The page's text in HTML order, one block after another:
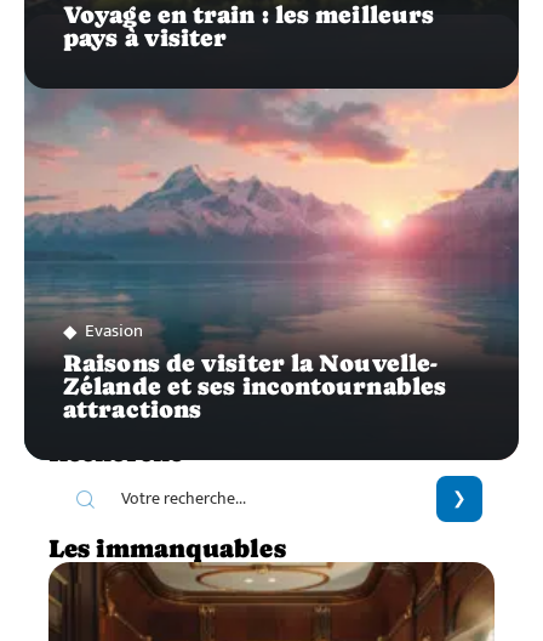
Voyage en train : les meilleurs
pays à visiter
Evasion
Raisons de visiter la Nouvelle-
Zélande et ses incontournables
attractions
Recherche
Les immanquables